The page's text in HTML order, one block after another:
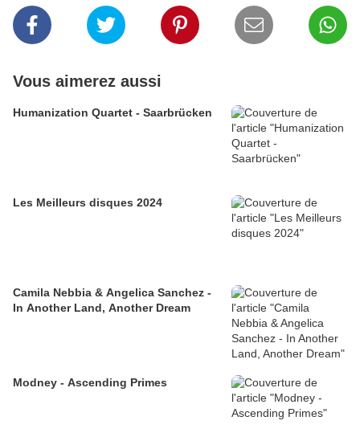
Vous aimerez aussi
Humanization Quartet - Saarbrücken
Les Meilleurs disques 2024
Camila Nebbia & Angelica Sanchez -
In Another Land, Another Dream
Modney - Ascending Primes